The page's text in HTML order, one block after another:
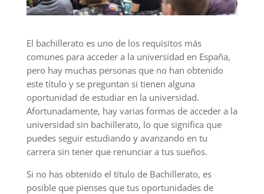
El bachillerato es uno de los requisitos más
comunes para acceder a la universidad en España,
pero hay muchas personas que no han obtenido
este título y se preguntan si tienen alguna
oportunidad de estudiar en la universidad.
Afortunadamente, hay varias formas de acceder a la
universidad sin bachillerato, lo que significa que
puedes seguir estudiando y avanzando en tu
carrera sin tener que renunciar a tus sueños.
Si no has obtenido el título de Bachillerato, es
posible que pienses que tus oportunidades de